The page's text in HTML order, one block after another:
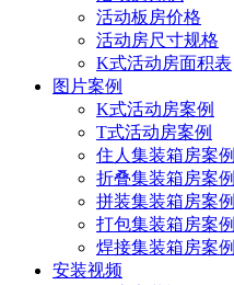
活动板房价格
活动房尺寸规格
K式活动房面积表
图片案例
K式活动房案例
T式活动房案例
住人集装箱房案例
折叠集装箱房案例
拼装集装箱房案例
打包集装箱房案例
焊接集装箱房案例
安装视频